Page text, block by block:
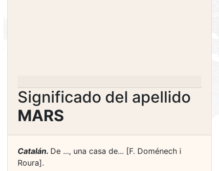
Significado del apellido
MARS
Catalán. De ..., una casa de... [F. Doménech i
Roura].